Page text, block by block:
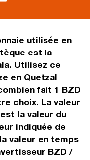
utilisée en
est la
Utilisez ce
en Quetzal
fait 1 BZD
choix. La valeur
la valeur du
indiquée de
valeur en temps
BZD /